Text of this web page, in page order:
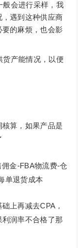
般会进行采样，我
遇到这种供应商
的麻烦，也会影
货产能情况，以便
算，如果产品是
金-FBA物流费-仓
单退货成本
上再减去CPA，
润率不合格了那